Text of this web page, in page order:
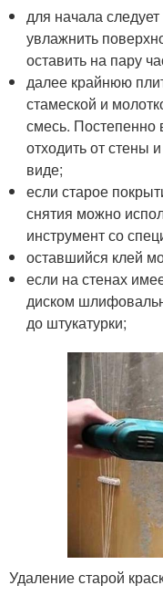
для начала
увлажнить
оставить на пару
далее крайнюю
стамеской и
смесь. Постепенно
отходить от стены
виде;
если старое
снятия можно
инструмент со
оставшийся клей
если на стенах
диском
до штукатурки;
Удаление старой